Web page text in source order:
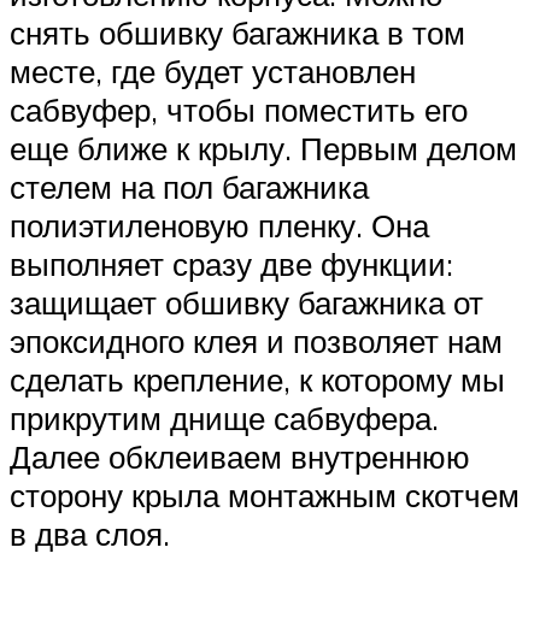
снять обшивку багажника в том
месте, где будет установлен
сабвуфер, чтобы поместить его
еще ближе к крылу. Первым делом
стелем на пол багажника
полиэтиленовую пленку. Она
выполняет сразу две функции:
защищает обшивку багажника от
эпоксидного клея и позволяет нам
сделать крепление, к которому мы
прикрутим днище сабвуфера.
Далее обклеиваем внутреннюю
сторону крыла монтажным скотчем
в два слоя.